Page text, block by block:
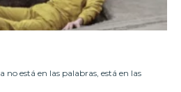
no está en las palabras, está en las